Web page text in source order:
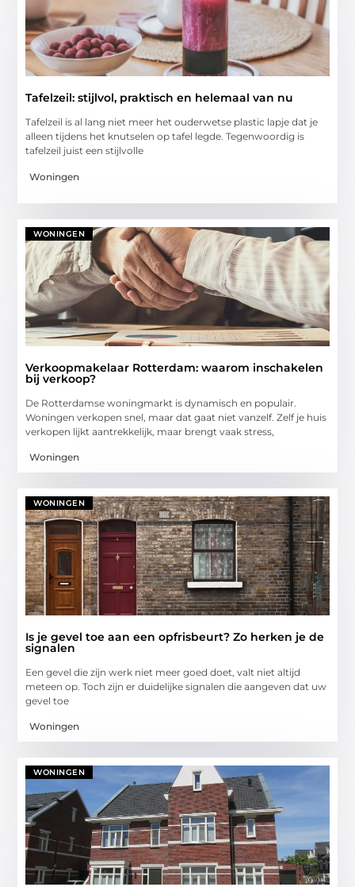
Tafelzeil: stijlvol, praktisch en helemaal van nu
Tafelzeil is al lang niet meer het ouderwetse plastic lapje dat je
alleen tijdens het knutselen op tafel legde. Tegenwoordig is
tafelzeil juist een stijlvolle
Woningen
WONINGEN
Verkoopmakelaar Rotterdam: waarom inschakelen
bij verkoop?
De Rotterdamse woningmarkt is dynamisch en populair.
Woningen verkopen snel, maar dat gaat niet vanzelf. Zelf je huis
verkopen lijkt aantrekkelijk, maar brengt vaak stress,
Woningen
WONINGEN
Is je gevel toe aan een opfrisbeurt? Zo herken je de
signalen
Een gevel die zijn werk niet meer goed doet, valt niet altijd
meteen op. Toch zijn er duidelijke signalen die aangeven dat uw
gevel toe
Woningen
WONINGEN